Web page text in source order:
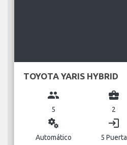
TOYOTA YARIS HYBRID
group
5
business_center
2
miscellaneous_services
Automático
login
5 Puerta